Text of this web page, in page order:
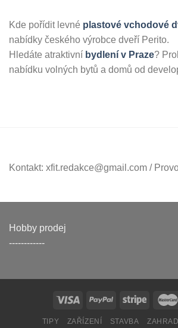
Kde pořídit levné plastové vchodové
nabídky českého výrobce dveří Perito.
Hledáte atraktivní bydlení v Praze?
nabídku volných bytů a domů od
Kontakt: xfit.redakce@gmail.com /
Hobby prodej
------------
TIPY ZAŘÍZENÍ STAVBA